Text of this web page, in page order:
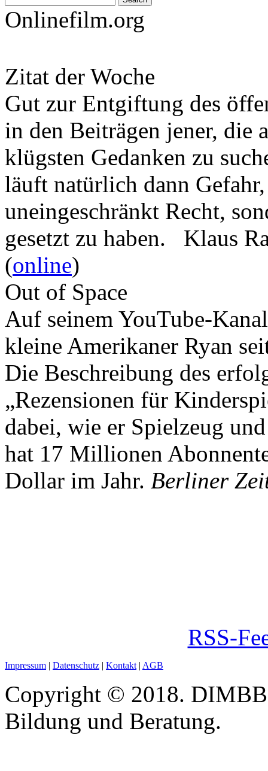
Onlinefilm.org
Zitat der Woche
Gut zur Entgiftung des
in den Beiträgen jener, die
klügsten Gedanken zu
läuft natürlich dann
uneingeschränkt Recht,
gesetzt zu haben. Klaus
(online)
Out of Space
Auf seinem YouTube-
kleine Amerikaner Ryan
Die Beschreibung des
„Rezensionen für
dabei, wie er Spielzeug
hat 17 Millionen
Dollar im Jahr. Berliner
RSS-
Impressum | Datenschutz | Kontakt | AGB
Copyright © 2018.
Bildung und Beratung.